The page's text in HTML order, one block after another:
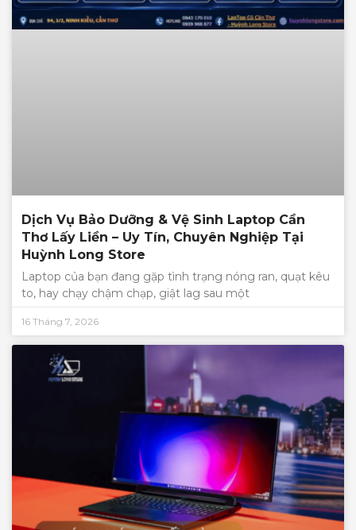
Dịch Vụ Bảo Dưỡng & Vệ Sinh Laptop Cần
Thơ Lấy Liền – Uy Tín, Chuyên Nghiệp Tại
Huỳnh Long Store
Laptop của bạn đang gặp tình trạng nóng ran, quạt kêu
to, hay chạy chậm chạp, giật lag sau một
16 Tháng 7, 2026